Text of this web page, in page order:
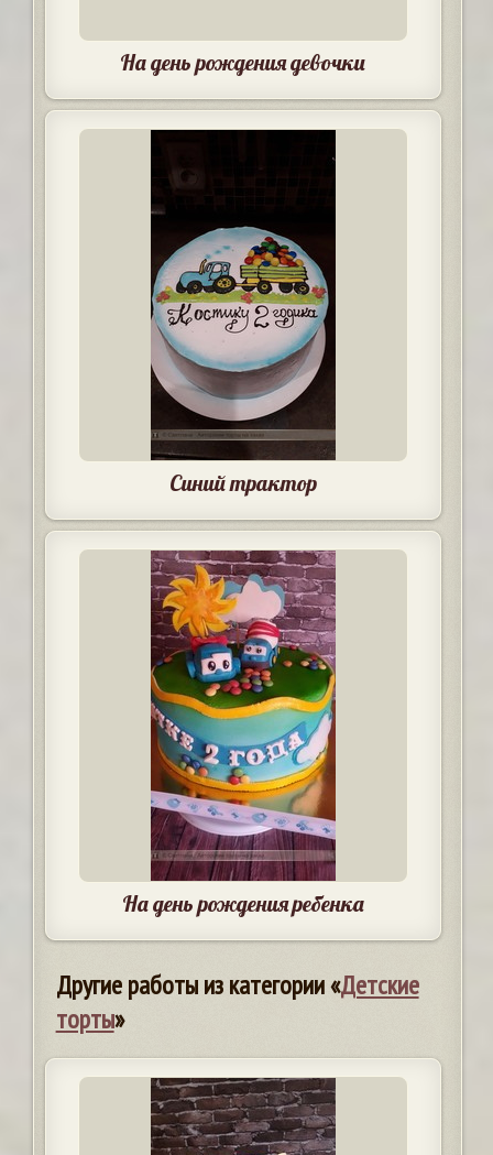
На день рождения девочки
Синий трактор
На день рождения ребенка
Другие работы из категории «Детские
торты»